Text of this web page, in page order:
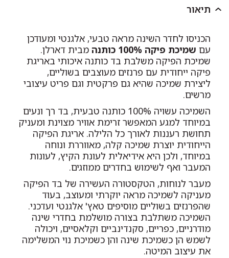
תיאור
הכניסו לחדר השינה מראה טבעי, אלגנטי ומעודכן
עם שמיכת פיקה 100% כותנה
מבית דארלן.
שמיכת הפיקה משלבת בד כותנה איכותי באריגת
פיקה ייחודית עם פרנזים מעוצבים בשוליים,
ליצירת שמיכה שהיא גם פרקטית וגם פריט עיצובי
מרשים.
השמיכה עשויה 100% כותנה טבעית, בד רך ונעים
במיוחד למגע המאפשר זרימת אוויר מצוינת ומעניק
תחושת רעננות לאורך כל הלילה. אריגת הפיקה
הייחודית יוצרת שמיכה קלה, מאווררת ונוחה
במיוחד, ולכן היא אידיאלית לעונת הקיץ, לעונות
המעבר ואף לשימוש בחדרים ממוזגים.
מעבר לנוחות, הטקסטורה העשירה של בד הפיקה
מעניקה לשמיכה מראה יוקרתי ומעוצב, בעוד
שהפרנזים בשוליים מוסיפים טאץ' אלגנטי ועדכני.
השמיכה משתלבת בצורה מושלמת בחדרי שינה
מודרניים, כפריים, סקנדינביים וקלאסיים, ויכולה
לשמש הן כשמיכת שינה והן כשמיכת נוי המשלימה
את עיצוב המיטה.